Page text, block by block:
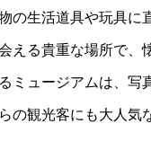
の生活道具や玩具に
える貴重な場所で
ミュージアムは、写
の観光客にも大人気